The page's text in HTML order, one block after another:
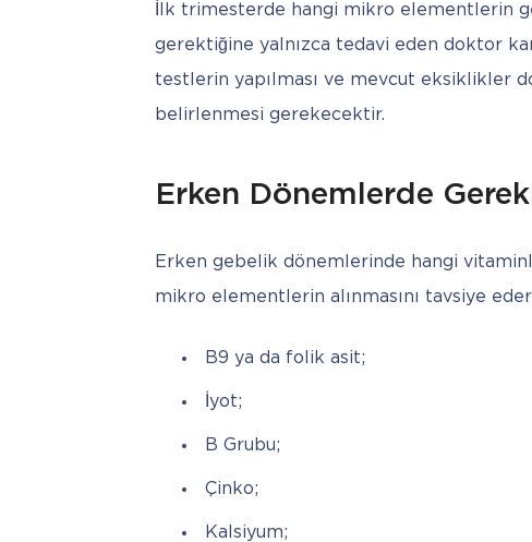
İlk trimesterde hangi mikro elementlerin
gerektiğine yalnızca tedavi eden doktor
testlerin yapılması ve mevcut eksiklikler
belirlenmesi gerekecektir.
Erken Dönemlerde
Erken gebelik dönemlerinde hangi
mikro elementlerin alınmasını tavsiye
B9 ya da folik asit;
İyot;
B Grubu;
Çinko;
Kalsiyum;